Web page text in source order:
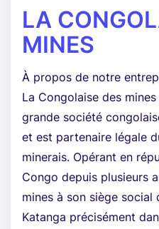
LA
MINES
À propos de notre
La Congolaise des
grande société
et est partenaire légale
minerais. Opérant en
Congo depuis plusieurs
mines à son siège
Katanga précisément